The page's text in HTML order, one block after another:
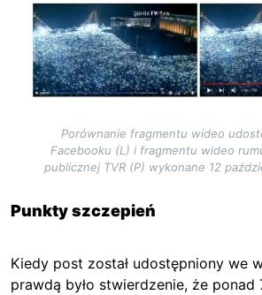
Image
Porównanie fragmentu wideo
Facebooku (L) i fragmentu wideo
publicznej TVR (P) wykonane 12
Punkty szczepień
Kiedy post został udostępniony we
prawdą było stwierdzenie, że ponad